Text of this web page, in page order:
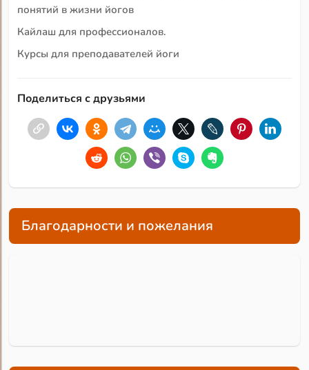
понятий в жизни йогов
Кайлаш для профессионалов.
Курсы для преподавателей йоги
Поделиться с друзьями
Благодарности и пожелания